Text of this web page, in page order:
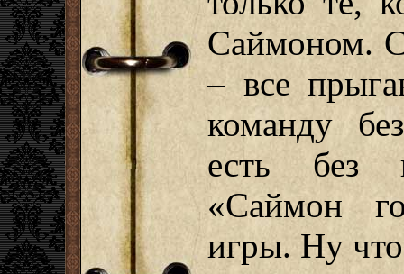
Саймоном.
– все
команду
есть без
«Саймон
игры. Ну